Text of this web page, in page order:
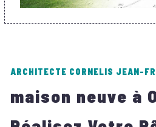
ARCHITECTE CORNELIS JEAN-
maison neuve à